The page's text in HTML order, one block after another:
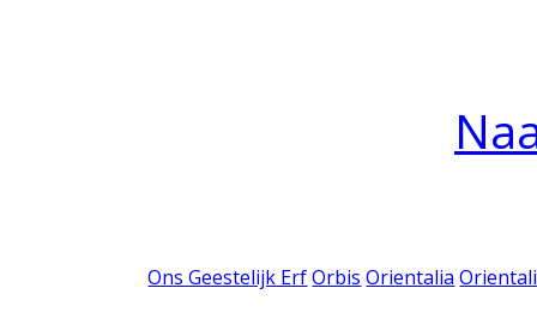
Ons Geestelijk Erf Orbis Orientalia